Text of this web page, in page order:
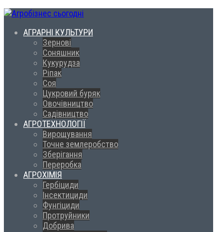
АГРАРНІ КУЛЬТУРИ
Зернові
Соняшник
Кукурудза
Ріпак
Соя
Цукровий буряк
Овочівництво
Садівництво
АГРОТЕХНОЛОГІЇ
Вирощування
Точне землеробство
Зберігання
Переробка
АГРОХІМІЯ
Гербіциди
Інсектициди
Фунгіциди
Протруйники
Добрива